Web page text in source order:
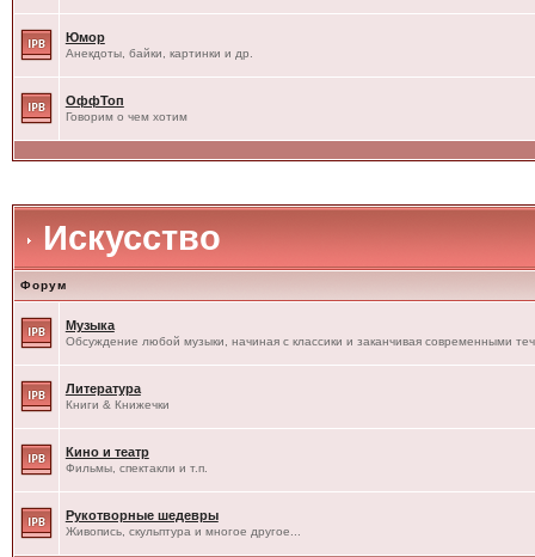
Юмор
Анекдоты, байки, картинки и др.
ОффТоп
Говорим о чем хотим
Искусство
Форум
Музыка
Обсуждение любой музыки, начиная с классики и заканчивая современными
Литература
Книги & Книжечки
Кино и театр
Фильмы, спектакли и т.п.
Рукотворные шедевры
Живопись, скульптура и многое другое...